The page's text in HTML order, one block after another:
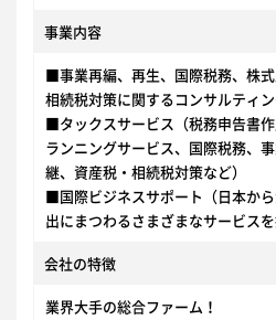
事業内容
■事業再編、再生、国際税務、株
相続税対策に関するコンサルティ
■タックスサービス（税務申告書
ランニングサービス、国際税務、
継、資産税・相続税対策など）
■国際ビジネスサポート（日本か
出にまつわるさまざまなサービスを
会社の特徴
業界大手の総合ファーム！